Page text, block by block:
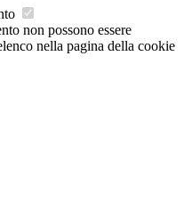
non possono essere
nella pagina della cookie